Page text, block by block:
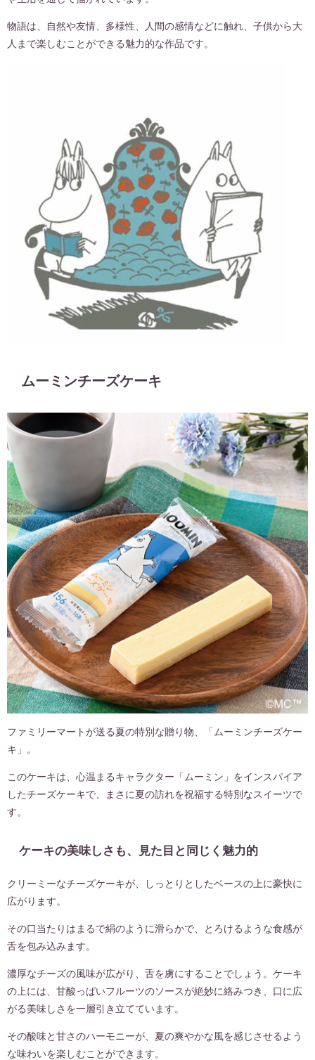
物語は、自然や友情、多様性、人間の感情などに触れ、子供から大
人まで楽しむことができる魅力的な作品です。
ムーミンチーズケーキ
ファミリーマートが送る夏の特別な贈り物、「ムーミンチーズケー
キ」。
このケーキは、心温まるキャラクター「ムーミン」をインスパイア
したチーズケーキで、まさに夏の訪れを祝福する特別なスイーツで
す。
ケーキの美味しさも、見た目と同じく魅力的
クリーミーなチーズケーキが、しっとりとしたベースの上に豪快に
広がります。
その口当たりはまるで絹のように滑らかで、とろけるような食感が
舌を包み込みます。
濃厚なチーズの風味が広がり、舌を虜にすることでしょう。ケーキ
の上には、甘酸っぱいフルーツのソースが絶妙に絡みつき、口に広
がる美味しさを一層引き立てています。
その酸味と甘さのハーモニーが、夏の爽やかな風を感じさせるよう
な味わいを楽しむことができます。